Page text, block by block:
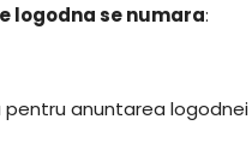
logodna se numara:
anuntarea logodnei